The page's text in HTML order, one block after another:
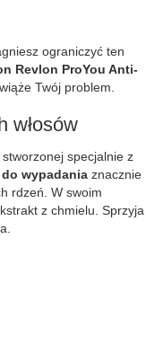
ograniczyć ten
Revlon ProYou Anti-
Twój problem.
włosów
specjalnie z
wypadania znacznie
rdzeń. W swoim
z chmielu. Sprzyja